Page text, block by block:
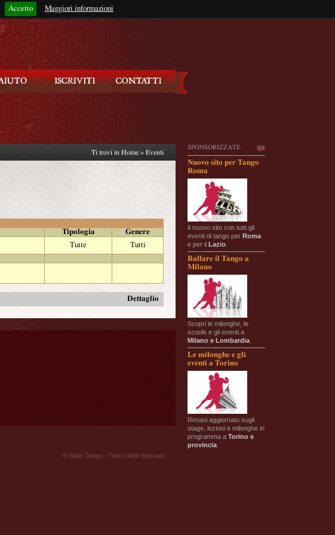
Accetto Maggiori informazioni
Rimani connesso?
SPONSORIZZATE
Nuovo sito per Tango
Roma
Il nuovo sito con tutti gli
eventi di tango per Roma
e per il Lazio
Ballare il Tango a
Milano
Scopri le milonghe, le
scuole e gli eventi a
Milano e Lombardia
Le milonghe e gli
eventi a Torino
Rimani aggiornato sugli
stage, lezioni e milonghe in
programma a Torino e
provincia
Ti trovi in Home » Eventi
Tipologia
Genere
Tutte
Tutti
Dettaglio
® Balla Tango - Tutti i diritti riservati